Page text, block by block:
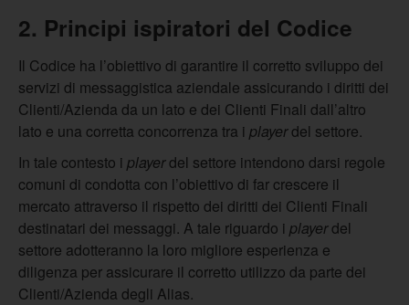
2. Principi ispiratori del Codice
Il Codice ha l’obiettivo di garantire il corretto sviluppo dei
servizi di messaggistica aziendale assicurando i diritti dei
Clienti/Azienda da un lato e dei Clienti Finali dall’altro
lato e una corretta concorrenza tra i playerdel settore.
In tale contesto i playerdel settore intendono darsi regole
comuni di condotta con l’obiettivo di far crescere il
mercato attraverso il rispetto dei diritti dei Clienti Finali
destinatari dei messaggi. A tale riguardo i playerdel
settore adotteranno la loro migliore esperienza e
diligenza per assicurare il corretto utilizzo da parte dei
Clienti/Azienda degli Alias.